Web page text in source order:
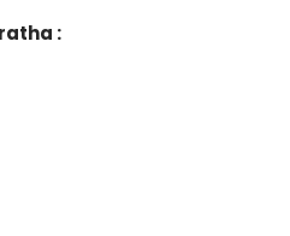
: